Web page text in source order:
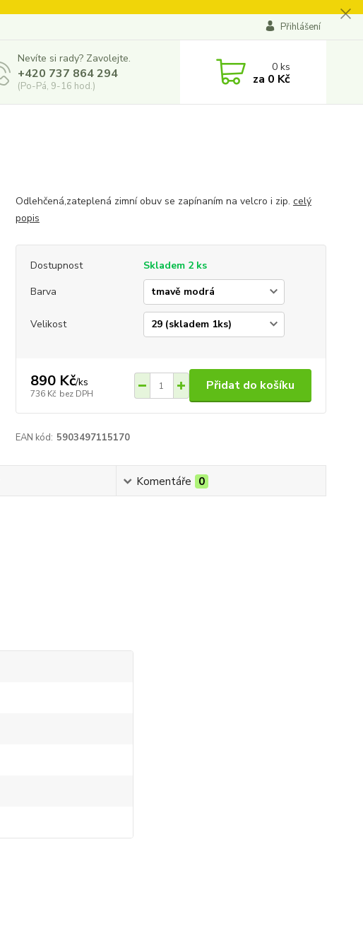
Přihlášení
Nevíte si rady? Zavolejte.
+420 737 864 294
(Po-Pá, 9-16 hod.)
0ks
za 0 Kč
Odlehčená,zateplená zimní obuv se zapínaním na velcro i zip. celý
popis
Dostupnost
Skladem 2 ks
Barva
Velikost
890 Kč/ks
736 Kč bez DPH
Přidat do košíku
EAN kód: 5903497115170
Komentáře 0